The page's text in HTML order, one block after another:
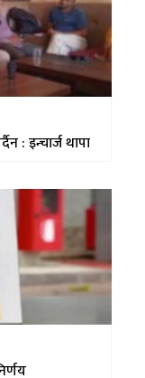
: इन्चार्ज थापा